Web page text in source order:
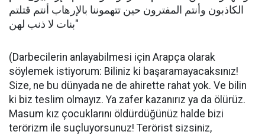
الكاذبون وأنتم المفترون حين تتهموننا بالإرهاب أنتم قتلتم
بنات لا ذنب لهن"
(Darbecilerin anlayabilmesi için Arapça olarak
söylemek istiyorum: Biliniz ki başaramayacaksınız!
Size, ne bu dünyada ne de ahirette rahat yok. Ve bilin
ki biz teslim olmayız. Ya zafer kazanırız ya da ölürüz.
Masum kız çocuklarını öldürdüğünüz halde bizi
terörizm ile suçluyorsunuz! Terörist sizsiniz,